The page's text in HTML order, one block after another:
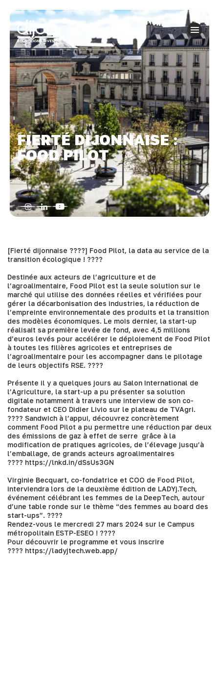
FIERTÉ DIJONNAISE :
FOOD PILOT
[Fierté dijonnaise ????] Food Pilot, la data au service de la
transition écologique ! ????
Destinée aux acteurs de l’agriculture et de
l’agroalimentaire, Food Pilot est la seule solution sur le
marché qui utilise des données réelles et vérifiées pour
gérer la décarbonisation des industries, la réduction de
l’empreinte environnementale des produits et la transition
des modèles économiques. Le mois dernier, la start-up
réalisait sa première levée de fond, avec 4,5 millions
d’euros levés pour accélérer le déploiement de Food Pilot
à toutes les filières agricoles et entreprises de
l’agroalimentaire pour les accompagner dans le pilotage
de leurs objectifs RSE. ????
Présente il y a quelques jours au Salon International de
l’Agriculture, la start-up a pu présenter sa solution
digitale notamment à travers une interview de son co-
fondateur et CEO Didier Livio sur le plateau de TVAgri.
???? Sandwich à l’appui, découvrez concrètement
comment Food Pilot a pu permettre une réduction par deux
des émissions de gaz à effet de serre grâce à la
modification de pratiques agricoles, de l’élevage jusqu’à
l’emballage, de grands acteurs agroalimentaires
???? https://lnkd.in/dSsUs3GN
Virginie Becquart, co-fondatrice et COO de Food Pilot,
interviendra lors de la deuxième édition de LADYj.Tech,
événement célébrant les femmes de la DeepTech, autour
d’une table ronde sur le thème “des femmes au board des
start-ups”. ????
Rendez-vous le mercredi 27 mars 2024 sur le Campus
métropolitain ESTP-ESEO ! ????
Pour découvrir le programme et vous inscrire
???? https://ladyjtech.web.app/